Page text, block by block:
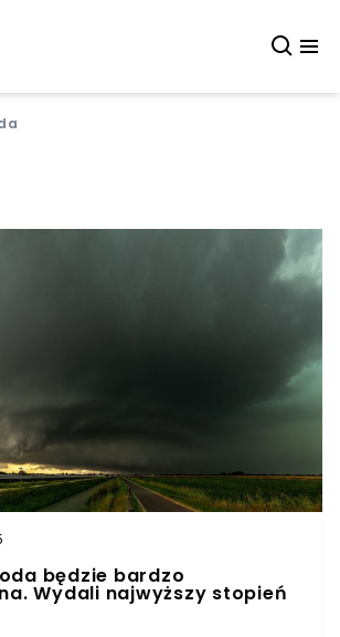
będzie bardzo
Wydali najwyższy stopień